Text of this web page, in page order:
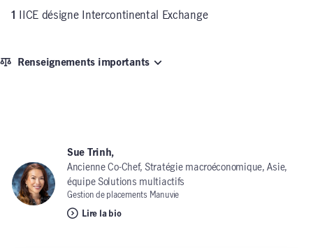
1 IICE désigne Intercontinental Exchange
Renseignements importants
Sue Trinh,
Ancienne Co-Chef, Stratégie macroéconomique, Asie,
équipe Solutions multiactifs
Gestion de placements Manuvie
Lire la bio